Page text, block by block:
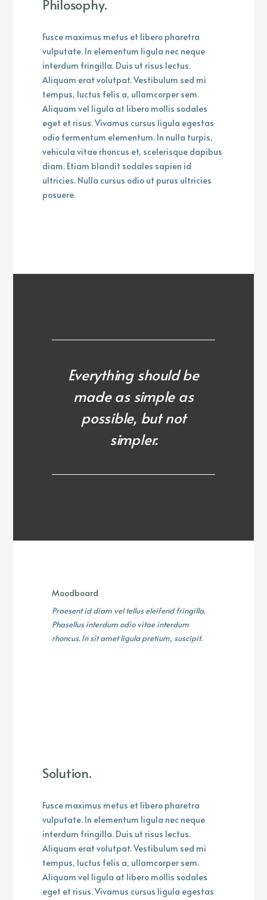
Philosophy.
Fusce maximus metus et libero pharetra
vulputate. In elementum ligula nec neque
interdum fringilla. Duis ut risus lectus.
Aliquam erat volutpat. Vestibulum sed mi
tempus, luctus felis a, ullamcorper sem.
Aliquam vel ligula at libero mollis sodales
eget et risus. Vivamus cursus ligula egestas
odio fermentum elementum. In nulla turpis,
vehicula vitae rhoncus et, scelerisque dapibus
diam. Etiam blandit sodales sapien id
ultricies. Nulla cursus odio ut purus ultricies
posuere.
Everything should be
made as simple as
possible, but not
simpler.
Moodboard
Praesent id diam vel tellus eleifend fringilla.
Phasellus interdum odio vitae interdum
rhoncus. In sit amet ligula pretium, suscipit.
Solution.
Fusce maximus metus et libero pharetra
vulputate. In elementum ligula nec neque
interdum fringilla. Duis ut risus lectus.
Aliquam erat volutpat. Vestibulum sed mi
tempus, luctus felis a, ullamcorper sem.
Aliquam vel ligula at libero mollis sodales
eget et risus. Vivamus cursus ligula egestas